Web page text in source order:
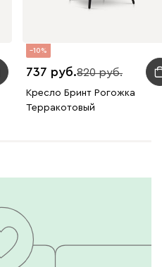
10
737 820
Кресло Бринт Рогожка
Терракотовый